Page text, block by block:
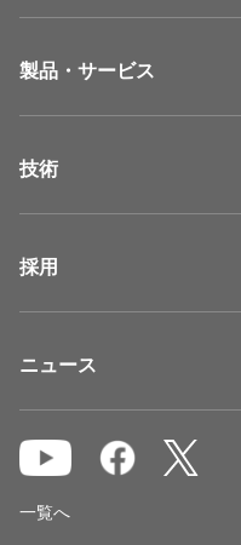
製品・サービス
技術
採用
ニュース
一覧へ